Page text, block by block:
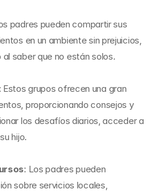
padres pueden compartir sus
en un ambiente sin prejuicios,
saber que no están solos.
: Estos grupos ofrecen una gran
proporcionando consejos y
los desafíos diarios, acceder a
hijo.
: Los padres pueden
sobre servicios locales,